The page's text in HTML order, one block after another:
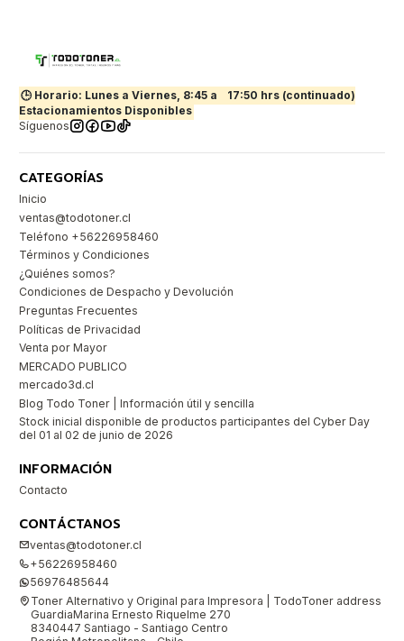
🕒 Horario: Lunes a Viernes, 8:45 a
17:50 hrs (continuado)
Estacionamientos Disponibles
Síguenos
CATEGORÍAS
Inicio
ventas@todotoner.cl
Teléfono +56226958460
Términos y Condiciones
¿Quiénes somos?
Condiciones de Despacho y Devolución
Preguntas Frecuentes
Políticas de Privacidad
Venta por Mayor
MERCADO PUBLICO
mercado3d.cl
Blog Todo Toner | Información útil y sencilla
Stock inicial disponible de productos participantes del Cyber Day
del 01 al 02 de junio de 2026
INFORMACIÓN
Contacto
CONTÁCTANOS
ventas@todotoner.cl
+56226958460
56976485644
Toner Alternativo y Original para Impresora | TodoToner address
GuardiaMarina Ernesto Riquelme 270
8340447 Santiago - Santiago Centro